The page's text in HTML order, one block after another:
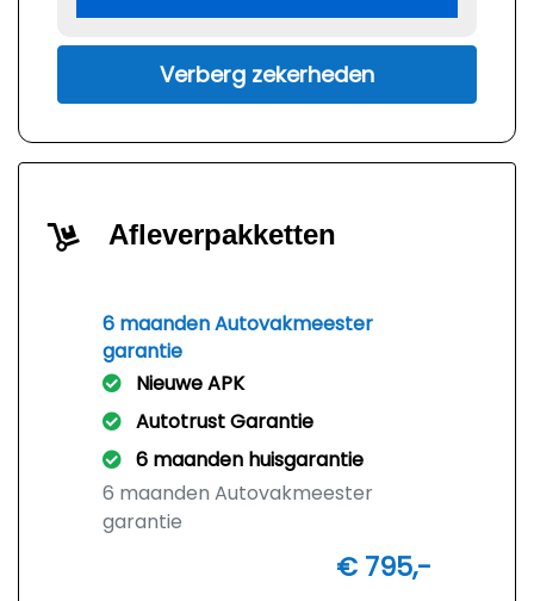
Verberg zekerheden
Afleverpakketten
6 maanden Autovakmeester
garantie
Nieuwe APK
Autotrust Garantie
6 maanden huisgarantie
6 maanden Autovakmeester
garantie
€ 795,-